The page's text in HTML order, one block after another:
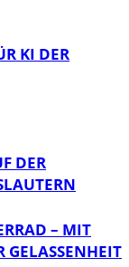
KI DER
DER
– MIT
GELASSENHEIT